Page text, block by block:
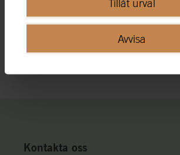
Avvisa
Marina känslor av Bengt Saltö
Ladda ned högupplöst
Kontakta oss